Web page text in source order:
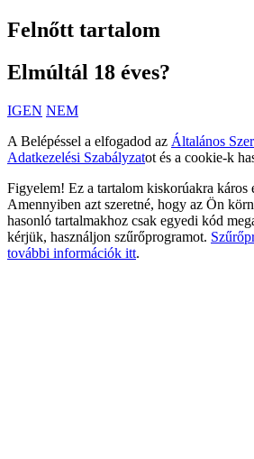
Felnőtt tartalom
Elmúltál 18 éves?
IGEN NEM
A Belépéssel a elfogadod az Általános
Adatkezelési Szabályzatot és a cookie-k
Figyelem! Ez a tartalom kiskorúakra káros
Amennyiben azt szeretné, hogy az Ön
hasonló tartalmakhoz csak egyedi kód
kérjük, használjon szűrőprogramot.
további információk itt.